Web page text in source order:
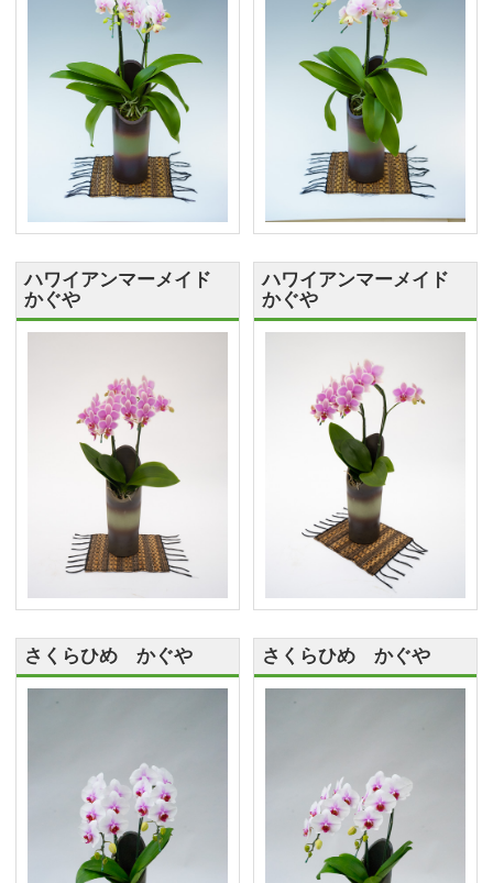
ハワイアンマーメイド
かぐや
ハワイアンマーメイド
かぐや
さくらひめ かぐや さくらひめ かぐや